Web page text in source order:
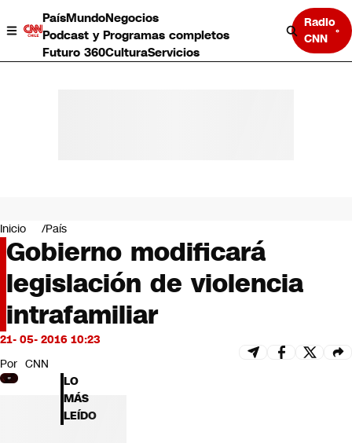
PaísMundoNegocios
Podcast y Programas completos
Futuro 360CulturaServicios
Radio
CNN
Negocios
Deportes
Programas completos
Cultura
Servicios
Bits
CNN tiempo
Futuro 360
Opinión
Inicio País
Gobierno modificará
legislación de violencia
intrafamiliar
21- 05- 2016 10:23
Por CNN
LO
MÁS
LEÍDO